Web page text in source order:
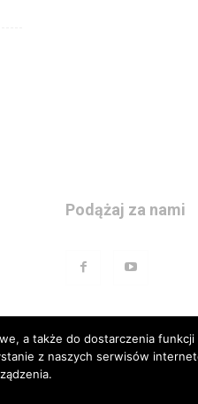
Podążaj za nami
a także do dostarczenia funkcji
z naszych serwisów